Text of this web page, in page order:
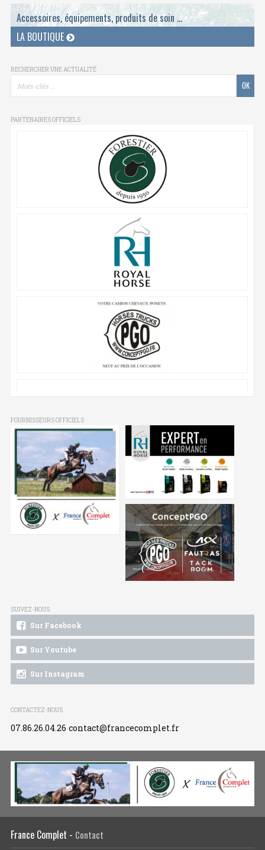
Accessoires, équipements, produits de soin ...
LA BOUTIQUE
RECHERCHER UNE ACTUALITÉ
PARTENAIRES OFFICIELS
FOURNISSEURS OFFICIELS
SUIVEZ-NOUS
Sur Facebook
Sur Youtube
Sur Instagram
CONTACTEZ-NOUS
07.86.26.04.26 contact@francecomplet.fr
France Complet - Contact